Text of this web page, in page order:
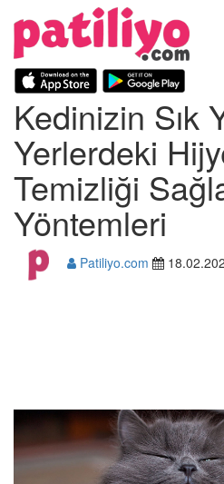
Kedinizin Sık
Yerlerdeki
Temizliği
Yöntemleri
Patiliyo.com